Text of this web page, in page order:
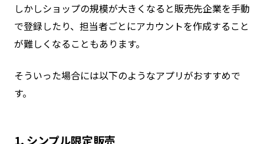
しかしショップの規模が大きくなると販売先企業を手動
で登録したり、担当者ごとにアカウントを作成すること
が難しくなることもあります。
そういった場合には以下のようなアプリがおすすめで
す。
1. シンプル限定販売